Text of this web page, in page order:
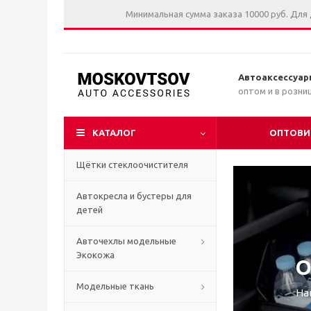
Минимальная сумма заказа 10000 руб.
оптом и в
КАТАЛОГ
Щётки стеклоочистителя
Автокресла и бустеры для
детей
Авточехлы модельные
Экокожа
Модельные ткань